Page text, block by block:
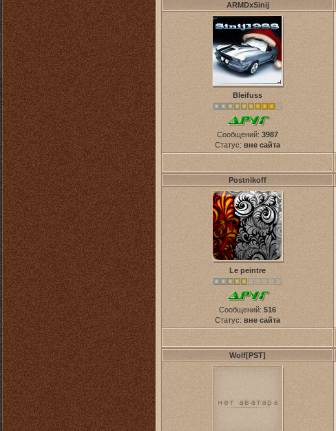
ARMDxSinij
Bleifuss
Сообщений: 3987
Статус: вне сайта
Postnikoff
Le peintre
Сообщений: 516
Статус: вне сайта
Wolf[PST]